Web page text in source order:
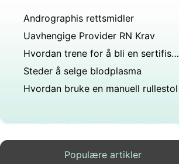
Andrographis rettsmidler
Uavhengige Provider RN Krav
Hvordan trene for å bli en sertifisert sykepleier Aide
Steder å selge blodplasma
Hvordan bruke en manuell rullestol
Populære artikler